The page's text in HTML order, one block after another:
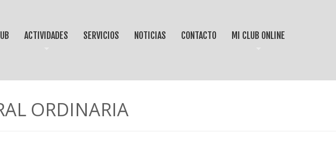
ACTIVIDADES SERVICIOS NOTICIAS CONTACTO MI CLUB ONLINE
ORDINARIA